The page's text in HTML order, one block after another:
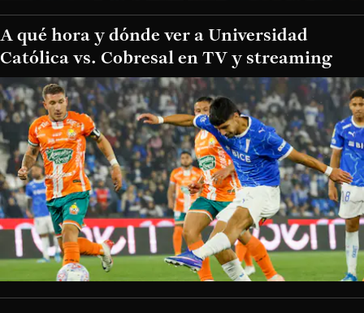
A qué hora y dónde ver a Universidad
Católica vs. Cobresal en TV y streaming